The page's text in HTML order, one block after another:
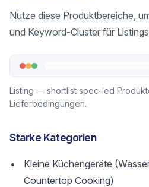
Nutze diese Produktbereiche,
und Keyword-Cluster für
Listing — shortlist spec-led
Lieferbedingungen.
Starke Kategorien
Kleine Küchengeräte
Countertop Cooking)